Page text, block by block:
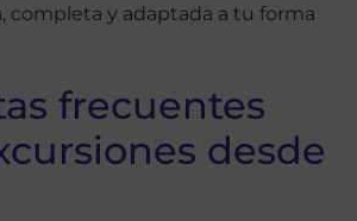
completa y adaptada a tu forma
frecuentes
desde